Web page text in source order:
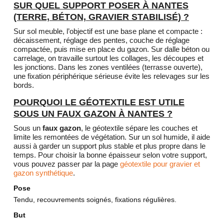
SUR QUEL SUPPORT POSER À NANTES
(TERRE, BÉTON, GRAVIER STABILISÉ) ?
Sur sol meuble, l’objectif est une base plane et compacte :
décaissement, réglage des pentes, couche de réglage
compactée, puis mise en place du gazon. Sur dalle béton ou
carrelage, on travaille surtout les collages, les découpes et
les jonctions. Dans les zones ventilées (terrasse ouverte),
une fixation périphérique sérieuse évite les relevages sur les
bords.
POURQUOI LE GÉOTEXTILE EST UTILE
SOUS UN FAUX GAZON À NANTES ?
Sous un faux gazon, le géotextile sépare les couches et
limite les remontées de végétation. Sur un sol humide, il aide
aussi à garder un support plus stable et plus propre dans le
temps. Pour choisir la bonne épaisseur selon votre support,
vous pouvez passer par la page géotextile pour gravier et
gazon synthétique.
Pose
Tendu, recouvrements soignés, fixations régulières.
But